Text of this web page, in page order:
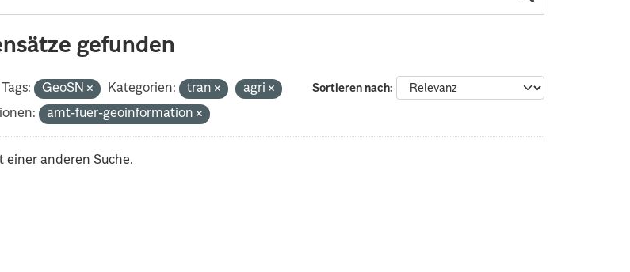
gefunden
Sortieren nach
Tags: GeoSN Kategorien: tran
agri
amt-fuer-geoinformation
einer anderen Suche.